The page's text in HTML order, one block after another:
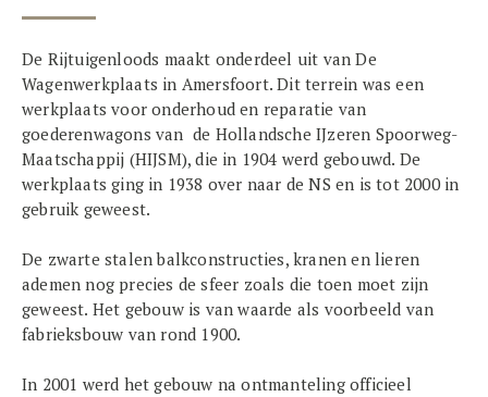
De Rijtuigenloods maakt onderdeel uit van De
Wagenwerkplaats in Amersfoort. Dit terrein was een
werkplaats voor onderhoud en reparatie van
goederenwagons van de Hollandsche IJzeren Spoorweg-
Maatschappij (HIJSM), die in 1904 werd gebouwd. De
werkplaats ging in 1938 over naar de NS en is tot 2000 in
gebruik geweest.
De zwarte stalen balkconstructies, kranen en lieren
ademen nog precies de sfeer zoals die toen moet zijn
geweest. Het gebouw is van waarde als voorbeeld van
fabrieksbouw van rond 1900.
In 2001 werd het gebouw na ontmanteling officieel